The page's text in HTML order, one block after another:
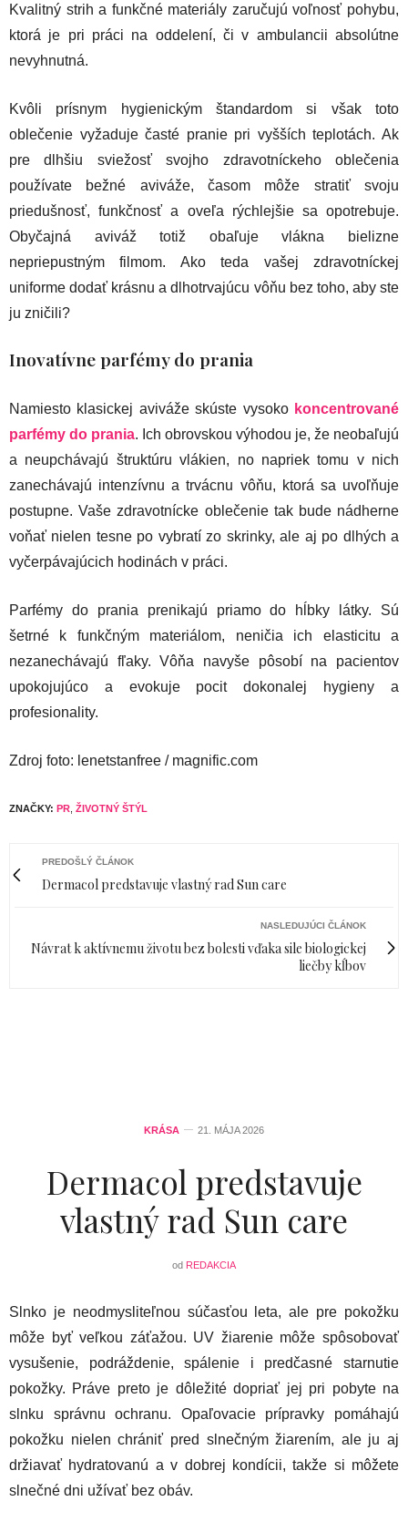
Kvalitný strih a funkčné materiály zaručujú voľnosť pohybu,
ktorá je pri práci na oddelení, či v ambulancii absolútne
nevyhnutná.
Kvôli prísnym hygienickým štandardom si však toto
oblečenie vyžaduje časté pranie pri vyšších teplotách. Ak
pre dlhšiu sviežosť svojho zdravotníckeho oblečenia
používate bežné aviváže, časom môže stratiť svoju
priedušnosť, funkčnosť a oveľa rýchlejšie sa opotrebuje.
Obyčajná aviváž totiž obaľuje vlákna bielizne
nepriepustným filmom. Ako teda vašej zdravotníckej
uniforme dodať krásnu a dlhotrvajúcu vôňu bez toho, aby ste
ju zničili?
Inovatívne parfémy do prania
Namiesto klasickej aviváže skúste vysoko koncentrované
parfémy do prania. Ich obrovskou výhodou je, že neobaľujú
a neupchávajú štruktúru vlákien, no napriek tomu v nich
zanechávajú intenzívnu a trvácnu vôňu, ktorá sa uvoľňuje
postupne. Vaše zdravotnícke oblečenie tak bude nádherne
voňať nielen tesne po vybratí zo skrinky, ale aj po dlhých a
vyčerpávajúcich hodinách v práci.
Parfémy do prania prenikajú priamo do hĺbky látky. Sú
šetrné k funkčným materiálom, neničia ich elasticitu a
nezanechávajú fľaky. Vôňa navyše pôsobí na pacientov
upokojujúco a evokuje pocit dokonalej hygieny a
profesionality.
Zdroj foto: lenetstanfree / magnific.com
ZNAČKY: PR ŽIVOTNÝ ŠTÝL
PREDOŠLÝ ČLÁNOK
Dermacol predstavuje vlastný rad Sun care
NASLEDUJÚCI ČLÁNOK
Návrat k aktívnemu životu bez bolesti vďaka sile biologickej
liečby kĺbov
KRÁSA 21. MÁJA 2026
Dermacol predstavuje
vlastný rad Sun care
od REDAKCIA
Slnko je neodmysliteľnou súčasťou leta, ale pre pokožku
môže byť veľkou záťažou. UV žiarenie môže spôsobovať
vysušenie, podráždenie, spálenie i predčasné starnutie
pokožky. Práve preto je dôležité dopriať jej pri pobyte na
slnku správnu ochranu. Opaľovacie prípravky pomáhajú
pokožku nielen chrániť pred slnečným žiarením, ale ju aj
držiavať hydratovanú a v dobrej kondícii, takže si môžete
slnečné dni užívať bez obáv.